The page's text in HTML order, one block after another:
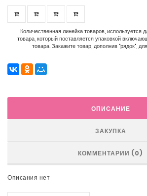
Количественная линейка товаров, используется
товара, который поставляется упаковкой
товара. Закажите товар, дополнив "рядок",
ОПИСАНИЕ
ЗАКУПКА
КОММЕНТАРИИ (0)
Описания нет